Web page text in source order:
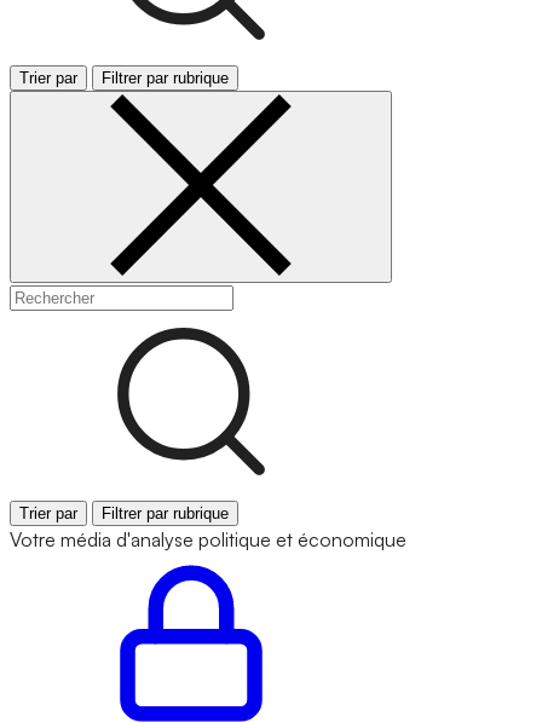
Trier par Filtrer par rubrique
Trier par Filtrer par rubrique
Votre média d'analyse politique et économique